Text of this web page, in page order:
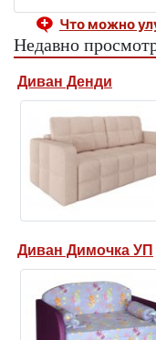
Что можно
Недавно
Диван Денди
Диван Димочка УП